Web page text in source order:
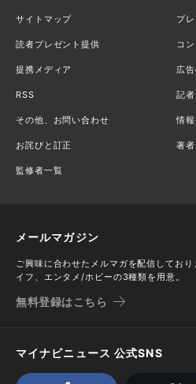
サイトマップ プ
読者プレゼント提供 コ
提携メディア 広
RSS 記
その他、お問い合わせ 情
お詫びと訂正 著
監修者一覧
メールマガジン
ご興味に合わせたメルマガを配信してお
イフ、エンタメ/ホビーの3種類を用意。
無料登録はこちら
マイナビニュース 公式SNS